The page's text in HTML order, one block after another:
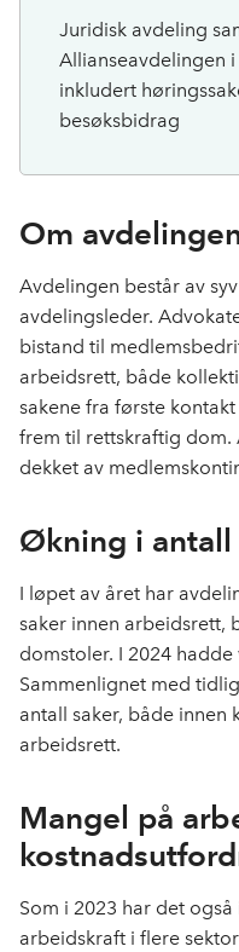
Juridisk avdeling
Allianseavdelingen
inkludert
besøksbidrag
Om
Avdelingen består av
avdelingsleder.
bistand til
arbeidsrett, både
sakene fra første
frem til rettskraftig dom.
dekket av
Økning i antall
I løpet av året har
saker innen
domstoler. I 2024
Sammenlignet med
antall saker, både innen
arbeidsrett.
Mangel på
Som i 2023 har det
arbeidskraft i flere